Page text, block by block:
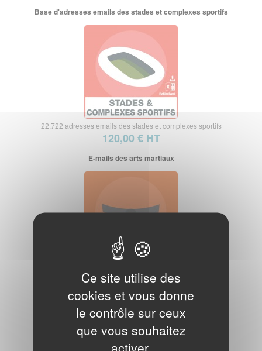
Base d'adresses emails des stades et complexes sportifs
22.722 adresses emails des stades et complexes sportifs
120,00 € HT
E-mails des arts martiaux
3.573 adresses emails des salles et leçons d'arts martiaux
40,00 € HT
Ce site utilise des
cookies et vous donne
le contrôle sur ceux
que vous souhaitez
activer.